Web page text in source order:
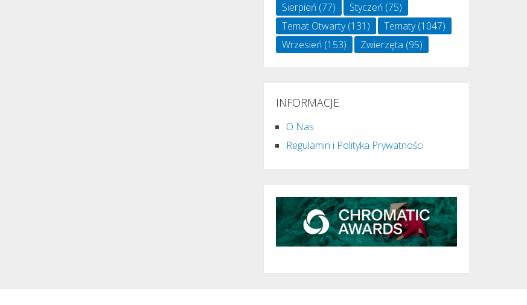
Sierpień (77) Styczeń (75)
Temat Otwarty(131) Tematy(1047)
Wrzesień (153) Zwierzęta (95)
INFORMACJE
O Nas
Regulamin i Polityka Prywatności